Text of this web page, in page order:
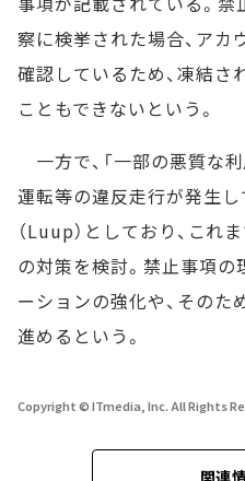
察に検挙された場合、アカ
確認しているため、凍結さ
こともできないという。
一方で、「一部の悪質な
運転等の違反走行が発生し
（Luup）としており、これ
の対策を検討。禁止事項
ーションの強化や、そのた
進めるという。
Copyright © ITmedia, Inc. All Rights